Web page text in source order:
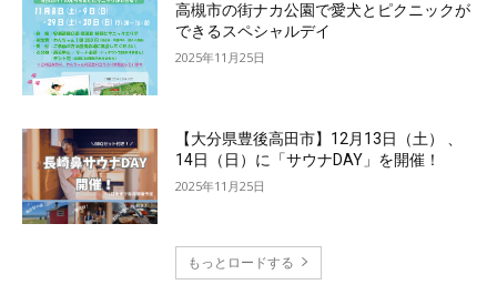
高槻市の街ナカ公園で愛犬とピクニックが
できるスペシャルデイ
2025年11月25日
【大分県豊後高田市】12月13日（土） 、
14日（日）に「サウナDAY」を開催！
2025年11月25日
もっとロードする